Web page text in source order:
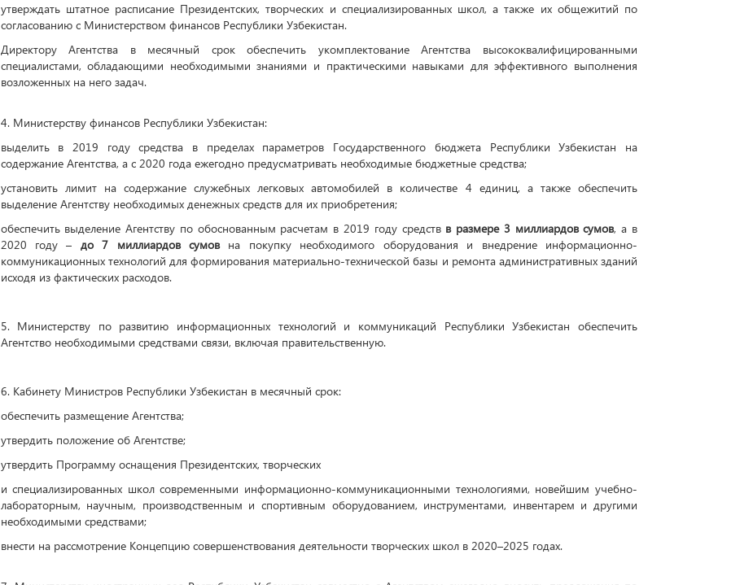
утверждать штатное расписание Президентских, творческих и специализированных школ, а также их общежитий по
согласованию с Министерством финансов Республики Узбекистан.
Директору Агентства в месячный срок обеспечить укомплектование Агентства высококвалифицированными
специалистами, обладающими необходимыми знаниями и практическими навыками для эффективного выполнения
возложенных на него задач.
4. Министерству финансов Республики Узбекистан:
выделить в 2019 году средства в пределах параметров Государственного бюджета Республики Узбекистан на
содержание Агентства, а с 2020 года ежегодно предусматривать необходимые бюджетные средства;
установить лимит на содержание служебных легковых автомобилей в количестве 4 единиц, а также обеспечить
выделение Агентству необходимых денежных средств для их приобретения;
обеспечить выделение Агентству по обоснованным расчетам в 2019 году средств в размере 3 миллиардов сумов, а в
2020 году – до 7 миллиардов сумов на покупку необходимого оборудования и внедрение информационно-
коммуникационных технологий для формирования материально-технической базы и ремонта административных зданий
исходя из фактических расходов.
5. Министерству по развитию информационных технологий и коммуникаций Республики Узбекистан обеспечить
Агентство необходимыми средствами связи, включая правительственную.
6. Кабинету Министров Республики Узбекистан в месячный срок:
обеспечить размещение Агентства;
утвердить положение об Агентстве;
утвердить Программу оснащения Президентских, творческих
и специализированных школ современными информационно-коммуникационными технологиями, новейшим учебно-
лабораторным, научным, производственным и спортивным оборудованием, инструментами, инвентарем и другими
необходимыми средствами;
внести на рассмотрение Концепцию совершенствования деятельности творческих школ в 2020–2025 годах.